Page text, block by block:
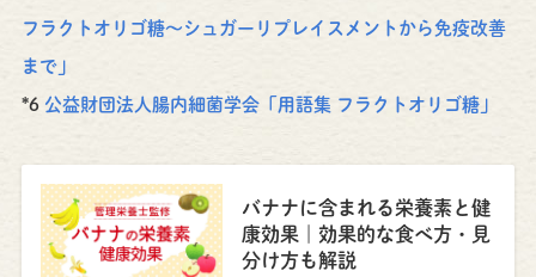
フラクトオリゴ糖～シュガーリプレイスメントから免疫改善
まで」
*6 公益財団法人腸内細菌学会「用語集 フラクトオリゴ糖」
バナナに含まれる栄養素と健
康効果｜効果的な食べ方・見
分け方も解説